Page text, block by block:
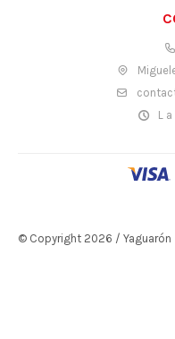
L
© Copyright 2026 / Yaguarón